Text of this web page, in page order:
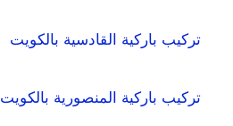
تركيب باركية القادسية بالكويت
تركيب باركية المنصورية بالكويت